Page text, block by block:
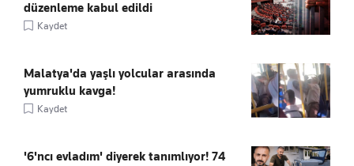
düzenleme kabul edildi
Kaydet
Malatya'da yaşlı yolcular arasında
yumruklu kavga!
Kaydet
'6'ncı evladım' diyerek tanımlıyor! 74